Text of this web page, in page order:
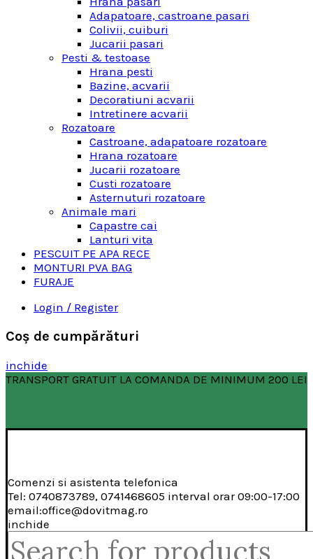
Adapatoare, castroane pasari
Colivii, cuiburi
Jucarii pasari
Pesti & testoase
Hrana pesti
Bazine, acvarii
Decoratiuni acvarii
Intretinere acvarii
Rozatoare
Castroane, adapatoare rozatoare
Hrana rozatoare
Jucarii rozatoare
Custi rozatoare
Asternuturi rozatoare
Animale mari
Capastre cai
Lanturi vita
PESCUIT PE APA RECE
MONTURI PVA BAG
FURAJE
Login / Register
Coş de cumpărături
inchide
TRANSPORT GRATUIT LA COMANDA DE MINIMUM 200 LEI
Comenzi si asistenta telefonica
Tel: 0740873789, 0741468605 interval orar 09:00-17:00
email:office@dovitmag.ro
inchide
Search
for: